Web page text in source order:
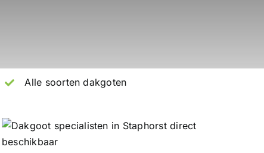
Alle soorten dakgoten